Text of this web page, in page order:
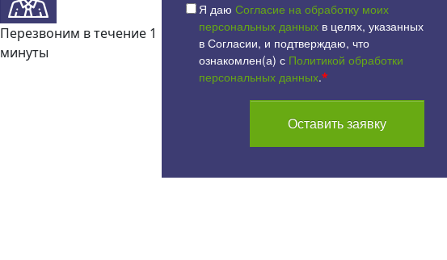
Перезвоним в течение 1
минуты
Я даю Согласие на обработку моих
персональных данных в целях, указанных
в Согласии, и подтверждаю, что
ознакомлен(а) с Политикой обработки
персональных данных.*
Оставить заявку